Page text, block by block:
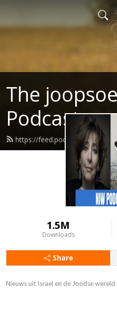
The
Podcast
https://feed.podbean.com/
1.5M
Downloads
Share
Nieuws uit Israel en de Joodse wereld